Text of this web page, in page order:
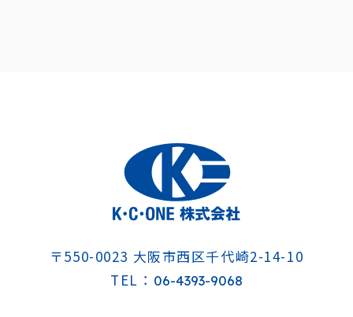
〒550-0023 大阪市西区千代崎2-14-10
TEL： 06-4393-9068